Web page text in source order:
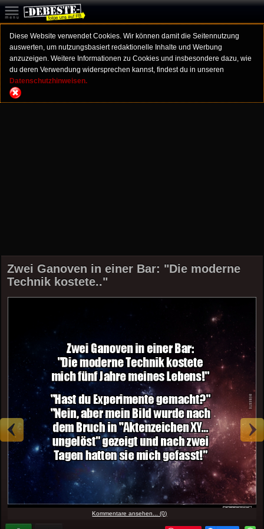
Diese Website verwendet Cookies. Wir können damit die Seitennutzung
auswerten, um nutzungsbasiert redaktionelle Inhalte und Werbung
anzuzeigen. Weitere Informationen zu Cookies und insbesondere dazu, wie
du deren Verwendung widersprechen kannst, findest du in unseren
Datenschutzhinweisen.
Zwei Ganoven in einer Bar: "Die moderne
Technik kostete.."
Kommentare ansehen... (0)